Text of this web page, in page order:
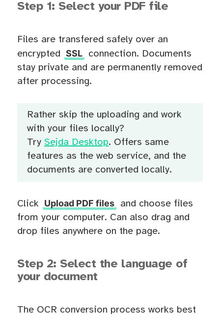
Step 1: Select your PDF file
Files are transfered safely over an
encrypted SSL
connection. Documents
stay private and are permanently removed
after processing.
Rather skip the uploading and work
with your files locally?
Try Sejda Desktop. Offers same
features as the web service, and the
documents are converted locally.
Click Upload PDF files
and choose files
from your computer. Can also drag and
drop files anywhere on the page.
Step 2: Select the language of
your document
The OCR conversion process works best